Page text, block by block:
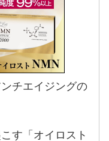
チエイジングの
す「オイロスト